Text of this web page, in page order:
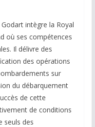
intègre la Royal
où ses compétences
Il délivre des
des opérations
sur
du débarquement
de cette
de conditions
seuls des